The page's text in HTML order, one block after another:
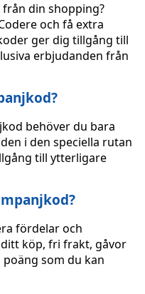
din shopping?
och få extra
ger dig tillgång till
erbjudanden från
behöver du bara
i den speciella rutan
till ytterligare
fördelar och
köp, fri frakt, gåvor
som du kan